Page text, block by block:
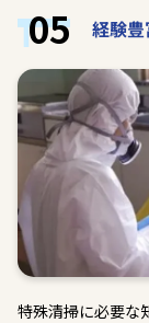
05 経験
特殊清掃に必要な